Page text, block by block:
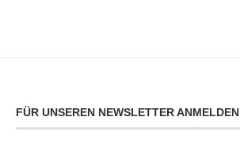
FÜR UNSEREN NEWSLETTER ANMELDEN